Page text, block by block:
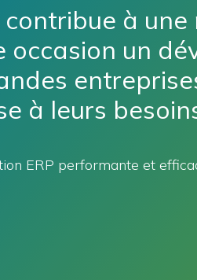
contribue à
occasion un
à leurs
ERP performante et